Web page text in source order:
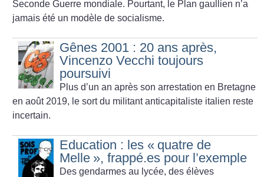
Seconde Guerre mondiale. Pourtant, le Plan gaullien n’a
jamais été un modèle de socialisme.
Gênes 2001 : 20 ans après,
Vincenzo Vecchi toujours
poursuivi
Plus d’un an après son arrestation en Bretagne
en août 2019, le sort du militant anticapitaliste italien reste
incertain.
Education : les « quatre de
Melle », frappé.es pour l’exemple
Des gendarmes au lycée, des élèves